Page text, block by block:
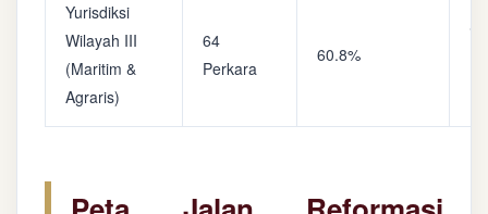
Yurisdiksi
Wilayah III
(Maritim &
Agraris)
64
Perkara
60.8%